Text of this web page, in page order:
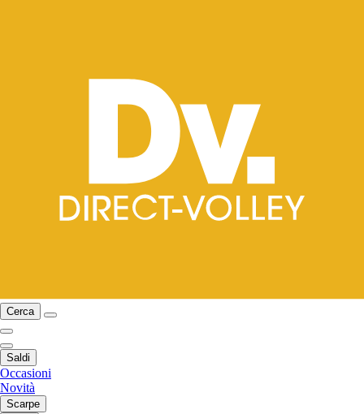
Cerca
Saldi
Occasioni
Novità
Scarpe